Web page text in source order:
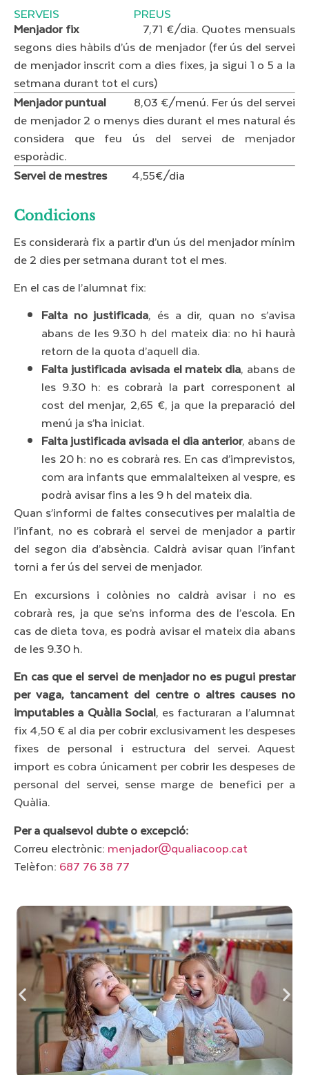
SERVEIS PREUS
Menjador fix
7,71 €/dia. Quotes mensuals
segons dies hàbils d’ús de menjador (fer ús del servei
de menjador inscrit com a dies fixes, ja sigui 1 o 5 a la
setmana durant tot el curs)
Menjador puntual
8,03 €/menú. Fer ús del servei
de menjador 2 o menys dies durant el mes natural és
considera que feu ús del servei de menjador
esporàdic.
Servei de mestres
4,55€/dia
Condicions​
Es considerarà fix a partir d’un ús del menjador mínim
de 2 dies per setmana durant tot el mes.
En el cas de l’alumnat fix:
Falta no justificada, és a dir, quan no s’avisa
abans de les 9.30 h del mateix dia: no hi haurà
retorn de la quota d’aquell dia.
Falta justificada avisada el mateix dia, abans de
les 9.30 h: es cobrarà la part corresponent al
cost del menjar, 2,65 €, ja que la preparació del
menú ja s’ha iniciat.
Falta justificada avisada el dia anterior, abans de
les 20 h: no es cobrarà res. En cas d’imprevistos,
com ara infants que emmalalteixen al vespre, es
podrà avisar fins a les 9 h del mateix dia.
Quan s’informi de faltes consecutives per malaltia de
l’infant, no es cobrarà el servei de menjador a partir
del segon dia d’absència. Caldrà avisar quan l’infant
torni a fer ús del servei de menjador.
En excursions i colònies no caldrà avisar i no es
cobrarà res, ja que se’ns informa des de l’escola. En
cas de dieta tova, es podrà avisar el mateix dia abans
de les 9.30 h.
En cas que el servei de menjador no es pugui prestar
per vaga, tancament del centre o altres causes no
imputables a Quàlia Social, es facturaran a l’alumnat
fix 4,50 € al dia per cobrir exclusivament les despeses
fixes de personal i estructura del servei. Aquest
import es cobra únicament per cobrir les despeses de
personal del servei, sense marge de benefici per a
Quàlia.
Per a qualsevol dubte o excepció:
Correu electrònic: menjador@qualiacoop.cat
Telèfon: 687 76 38 77